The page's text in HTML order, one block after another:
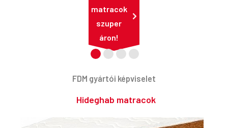
matracok
szuper
áron!
FDM gyártói képviselet
Hideghab matracok